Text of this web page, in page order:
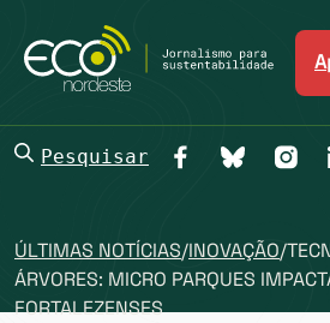
Pesquisar
ÚLTIMAS NOTÍCIAS/INOVAÇÃO/
ÁRVORES: MICRO PARQUES
FORTALEZENSES